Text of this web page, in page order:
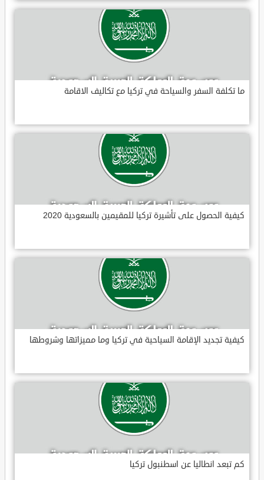
ما تكلفة السفر والسياحة في تركيا مع تكاليف الاقامة
كيفية الحصول على تأشيرة تركيا للمقيمين بالسعودية 2020
كيفية تجديد الإقامة السياحية في تركيا وما مميزاتها وشروطها
كم تبعد انطاليا عن اسطنبول تركيا